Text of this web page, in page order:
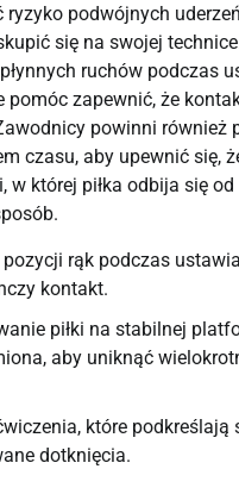
podwójnych
się na swojej
ruchów podczas
pomóc zapewnić, że
powinni również
czasu, aby upewnić się,
której piłka odbija się od
rąk podczas
kontakt.
piłki na stabilnej
aby uniknąć
które podkreślają
dotknięcia.